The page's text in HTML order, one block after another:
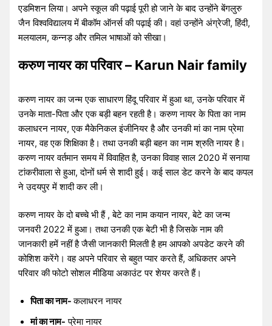
एडमिशन लिया। अपने स्कूल की पढ़ाई पूरी हो जाने के बाद उन्होंने बेंगलुरु
जैन विश्वविद्यालय में बीकॉम ऑनर्स की पढ़ाई की। वहां उन्होंने अंग्रेजी, हिंदी,
मलयालम, कन्नड़ और तमिल भाषाओं को सीखा।
करुण नायर का परिवार – Karun Nair family
करुण नायर का जन्म एक साधारण हिंदू परिवार में हुआ था, उनके परिवार में
उनके माता-पिता और एक बड़ी बहन रहती है। करुण नायर के पिता का नाम
कलाधरन नायर, एक मैकेनिकल इंजीनियर है और उनकी मां का नाम प्रेमा
नायर, वह एक शिक्षिका है। तथा उनकी बड़ी बहन का नाम श्रुति नायर है।
करुण नायर वर्तमान समय में विवाहित है, उनका विवाह साल 2020 में सनाया
टांकरीवाला से हुआ, दोनों धर्म से शादी हुई। कई साल डेट करने के बाद कपल
ने उदयपुर में शादी कर ली।
करुण नायर के दो बच्चे भी हैं , बेटे का नाम कयान नायर, बेटे का जन्म
जनवरी 2022 में हुआ। तथा उनकी एक बेटी भी है जिसके नाम की
जानकारी हमें नहीं है जैसी जानकारी मिलती है हम आपको अपडेट करने की
कोशिश करेंगे। वह अपने परिवार से बहुत प्यार करते हैं, अधिकतर अपने
परिवार की फोटो सोशल मीडिया अकाउंट पर शेयर करते हैं।
पिता का नाम-कलाधरन नायर
मां का नाम- प्रेमा नायर